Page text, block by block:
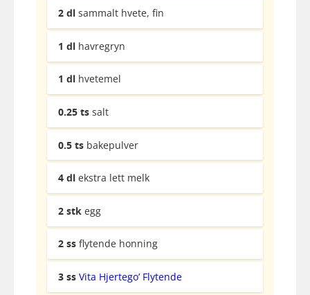
2 dl sammalt hvete, fin
1 dl havregryn
1 dl hvetemel
0.25 ts salt
0.5 ts bakepulver
4 dl ekstra lett melk
2 stk egg
2 ss flytende honning
3 ss Vita Hjertego’ Flytende